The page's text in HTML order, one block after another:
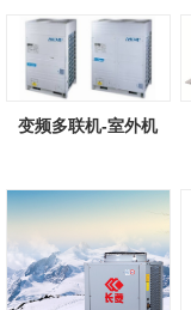
变频多联机-室外机